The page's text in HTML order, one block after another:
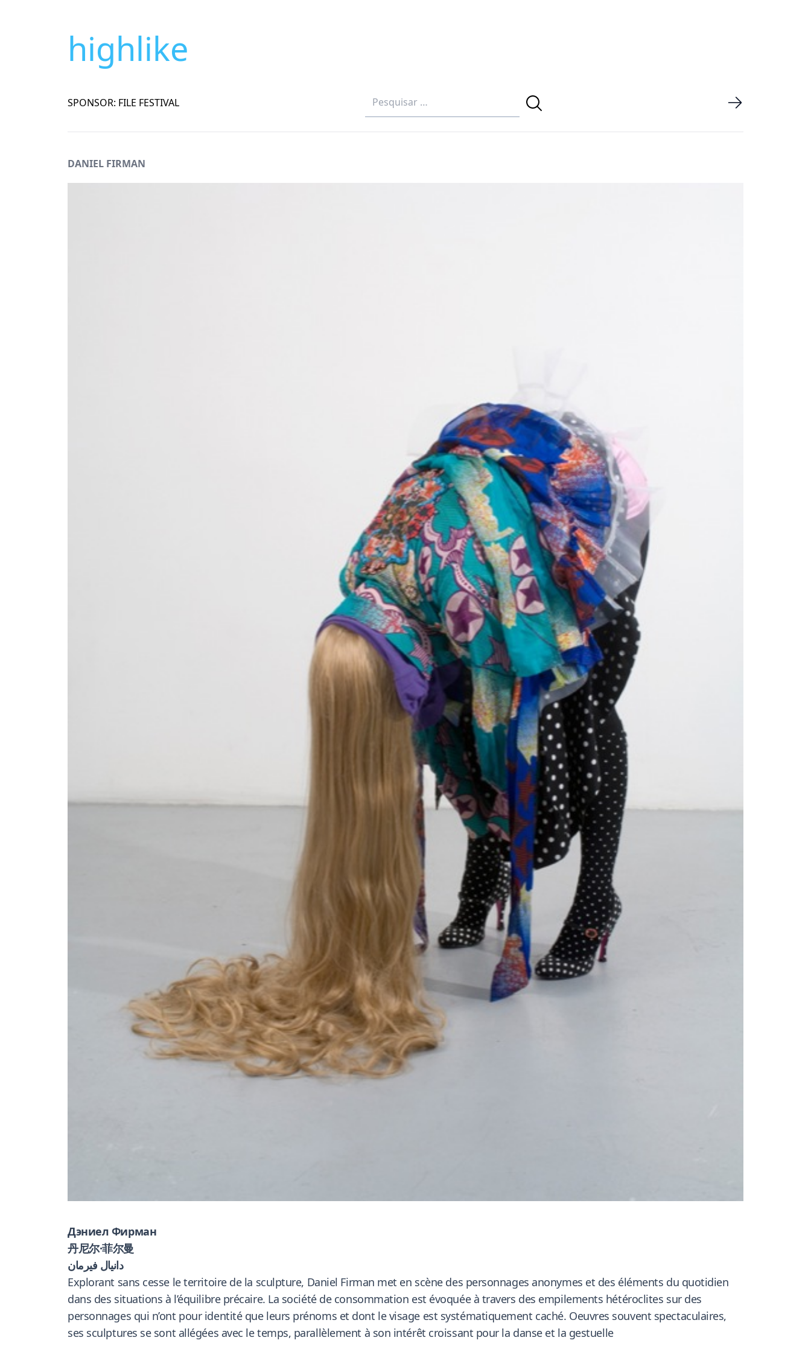
highlike
SPONSOR: FILE FESTIVAL
DANIEL FIRMAN
Дэниел Фирман
丹尼尔·菲尔曼
دانيال فيرمان
Explorant sans cesse le territoire de la sculpture, Daniel Firman met en scène des personnages anonymes et des éléments du quotidien
dans des situations à l’équilibre précaire. La société de consommation est évoquée à travers des empilements hétéroclites sur des
personnages qui n’ont pour identité que leurs prénoms et dont le visage est systématiquement caché. Oeuvres souvent spectaculaires,
ses sculptures se sont allégées avec le temps, parallèlement à son intérêt croissant pour la danse et la gestuelle